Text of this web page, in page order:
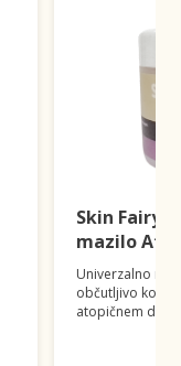
Skin
mazilo
Univerzalno
občutljivo kožo,
atopičnem